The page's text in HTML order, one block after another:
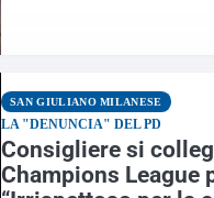
SAN GIULIANO MILANESE
LA "DENUNCIA" DEL PD
Consigliere si
Champions League